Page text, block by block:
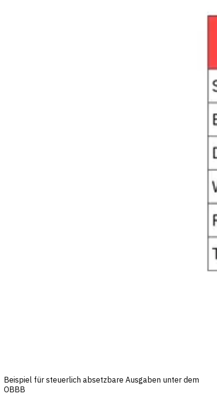
Beispiel für steuerlich absetzbare Ausgaben unter dem
OBBB